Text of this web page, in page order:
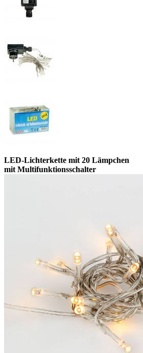
LED-Lichterkette mit 20 Lämpchen
mit Multifunktionsschalter